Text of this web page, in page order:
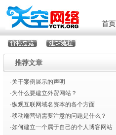
首页
推荐文章
·关于案例展示的声明
·为什么要建立外贸网站？
·纵观互联网域名资本的各个方面
·移动端营销需要注意的问题是什么？
·如何建立一个属于自己的个人博客网站